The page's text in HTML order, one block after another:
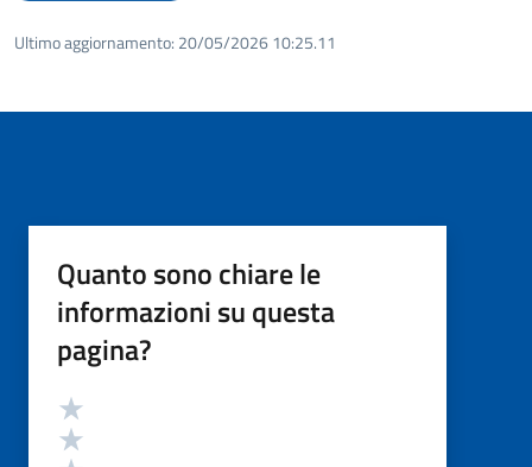
Ultimo aggiornamento: 20/05/2026 10:25.11
Quanto sono chiare le
informazioni su questa
pagina?
Valutazione